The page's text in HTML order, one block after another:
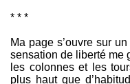
* * *
Ma page s’ouvre sur
sensation de liberté me
les colonnes et les
plus haut que